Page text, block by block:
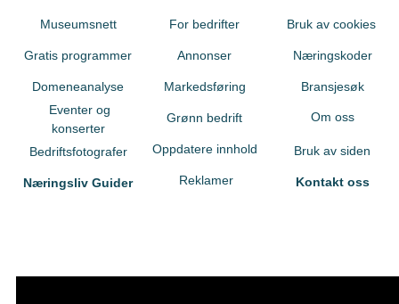
Museumsnett
Gratis programmer
Domeneanalyse
Eventer og
konserter
Bedriftsfotografer
Næringsliv Guider
For bedrifter
Annonser
Markedsføring
Grønn bedrift
Oppdatere innhold
Reklamer
Bruk av cookies
Næringskoder
Bransjesøk
Om oss
Bruk av siden
Kontakt oss